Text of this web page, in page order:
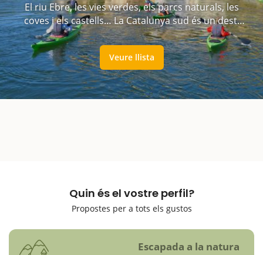
El riu Ebre, les vies verdes, els parcs naturals, les
coves i els castells… La Catalunya sud és un destí
ideal per visitar en família
Veure llista
Quin és el vostre perfil?
Propostes per a tots els gustos
Escapada a la natura